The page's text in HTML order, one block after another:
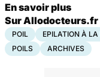
En savoir plus
Sur Allodocteurs.fr
POIL EPILATION À LA
POILS
ARCHIVES